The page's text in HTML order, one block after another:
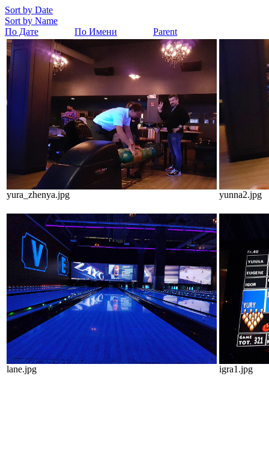
Sort by Date
Sort by Name
По Дате
По Имени Parent
yura_zhenya.jpg yunna2.jpg
lane.jpg igra1.jpg